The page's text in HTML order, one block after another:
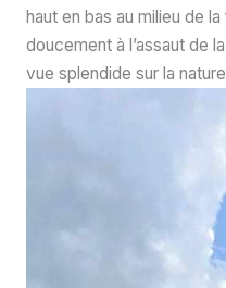
haut en bas au milieu de
doucement à l’assaut de la
vue splendide sur la